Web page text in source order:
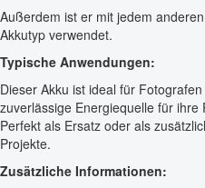
Außerdem ist er mit jedem
Akkutyp verwendet.
Typische Anwendungen:
Dieser Akku ist ideal für
zuverlässige Energiequelle für ihre
Perfekt als Ersatz oder als
Projekte.
Zusätzliche Informationen: